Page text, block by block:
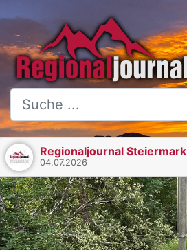
Regionaljournal Steiermark
04.07.2026